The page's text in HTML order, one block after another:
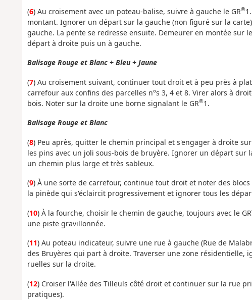
(6) Au croisement avec un poteau-balise, suivre à gauche le GR®
montant. Ignorer un départ sur la gauche (non figuré sur la
gauche. La pente se redresse ensuite. Demeurer en montée
départ à droite puis un à gauche.
Balisage Rouge et Blanc + Bleu + Jaune
(7) Au croisement suivant, continuer tout droit et à peu près à
carrefour aux confins des parcelles n°s 3, 4 et 8. Virer alors à
bois. Noter sur la droite une borne signalant le GR®1.
Balisage Rouge et Blanc
(8) Peu après, quitter le chemin principal et s'engager à droite
les pins avec un joli sous-bois de bruyère. Ignorer un départ sur
un chemin plus large et très sableux.
(9) À une sorte de carrefour, continue tout droit et noter des
la pinède qui s'éclaircit progressivement et ignorer tous les
(10) À la fourche, choisir le chemin de gauche, toujours avec le GR
une piste gravillonnée.
(11) Au poteau indicateur, suivre une rue à gauche (Rue de
des Bruyères qui part à droite. Traverser une zone
ruelles sur la droite.
(12) Croiser l'Allée des Tilleuls côté droit et continuer sur la rue
pratiques).